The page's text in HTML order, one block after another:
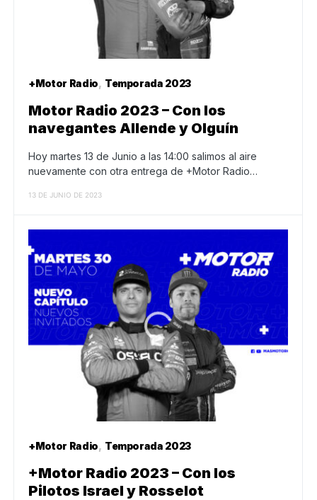
+Motor Radio Temporada 2023
Motor Radio 2023 – Con los
navegantes Allende y Olguín
Hoy martes 13 de Junio a las 14:00 salimos al aire
nuevamente con otra entrega de +Motor Radio…
13 DE JUNIO DE 2023
+Motor Radio Temporada 2023
+Motor Radio 2023 – Con los
Pilotos Israel y Rosselot